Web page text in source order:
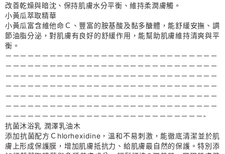
改善乾燥與暗沈、保持肌膚水分平衡、維持柔潤膚觸。
小黃瓜萃取精華
小黃瓜富含維他命Ｃ、豐富的胺基酸及黏多醣體，能舒緩安撫、調
節油脂分泌，對肌膚有良好的舒緩作用，能幫助肌膚維持清爽與平
衡。
－－－－－－－－－－－－－－－－－－－－－－－－－－－－－
－－－－－－－－－－－－－－－－－－－－－－－－－－－－－
－－－－－－－－－－－－－－－－－－－－－－－－－－－－－
－－－－－－－－－－－－－－－－－－－－－－－－－－－－－
－－－－－－－－－－－－－－－－－－－－－－－－－－－－－
－－－－－－－－－－－－－－－－－－－－－－－－－－－－－
－－－－－－－－－－－－－－－－－－－－－－－－－－－-
抗菌沐浴乳 潤澤乳油木
添加抗菌配方Ｃhlorhexidine，溫和不易刺激，能徹底清潔並於肌
膚上形成保護膜，增加肌膚抵抗力、給肌膚最自然的保護。特別添